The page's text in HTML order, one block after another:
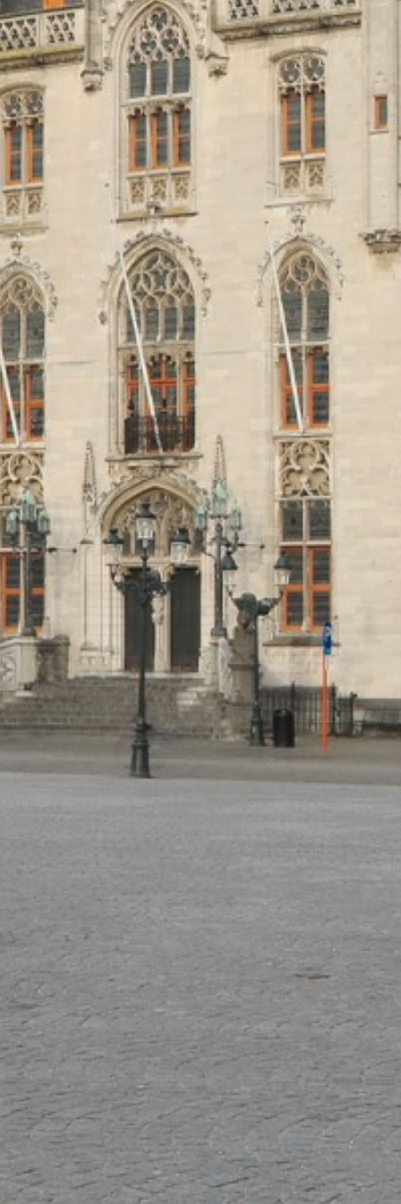
VƯỜN BÁCH THẢO QUỐC
GIA MEISE (GIAI ĐOẠN 2)